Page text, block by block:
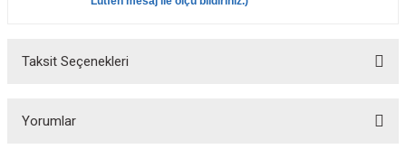
Taksit Seçenekleri
Yorumlar